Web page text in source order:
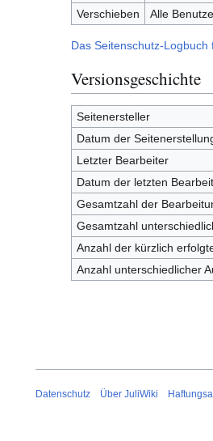
Verschieben
Alle
Das Seitenschutz-
Versionsgeschichte
Seitenersteller
Datum der
Letzter Bearbeiter
Datum der letzten
Gesamtzahl der
Gesamtzahl
Anzahl der kürzlich
Anzahl unterschiedlicher
Datenschutz Über JuliWiki